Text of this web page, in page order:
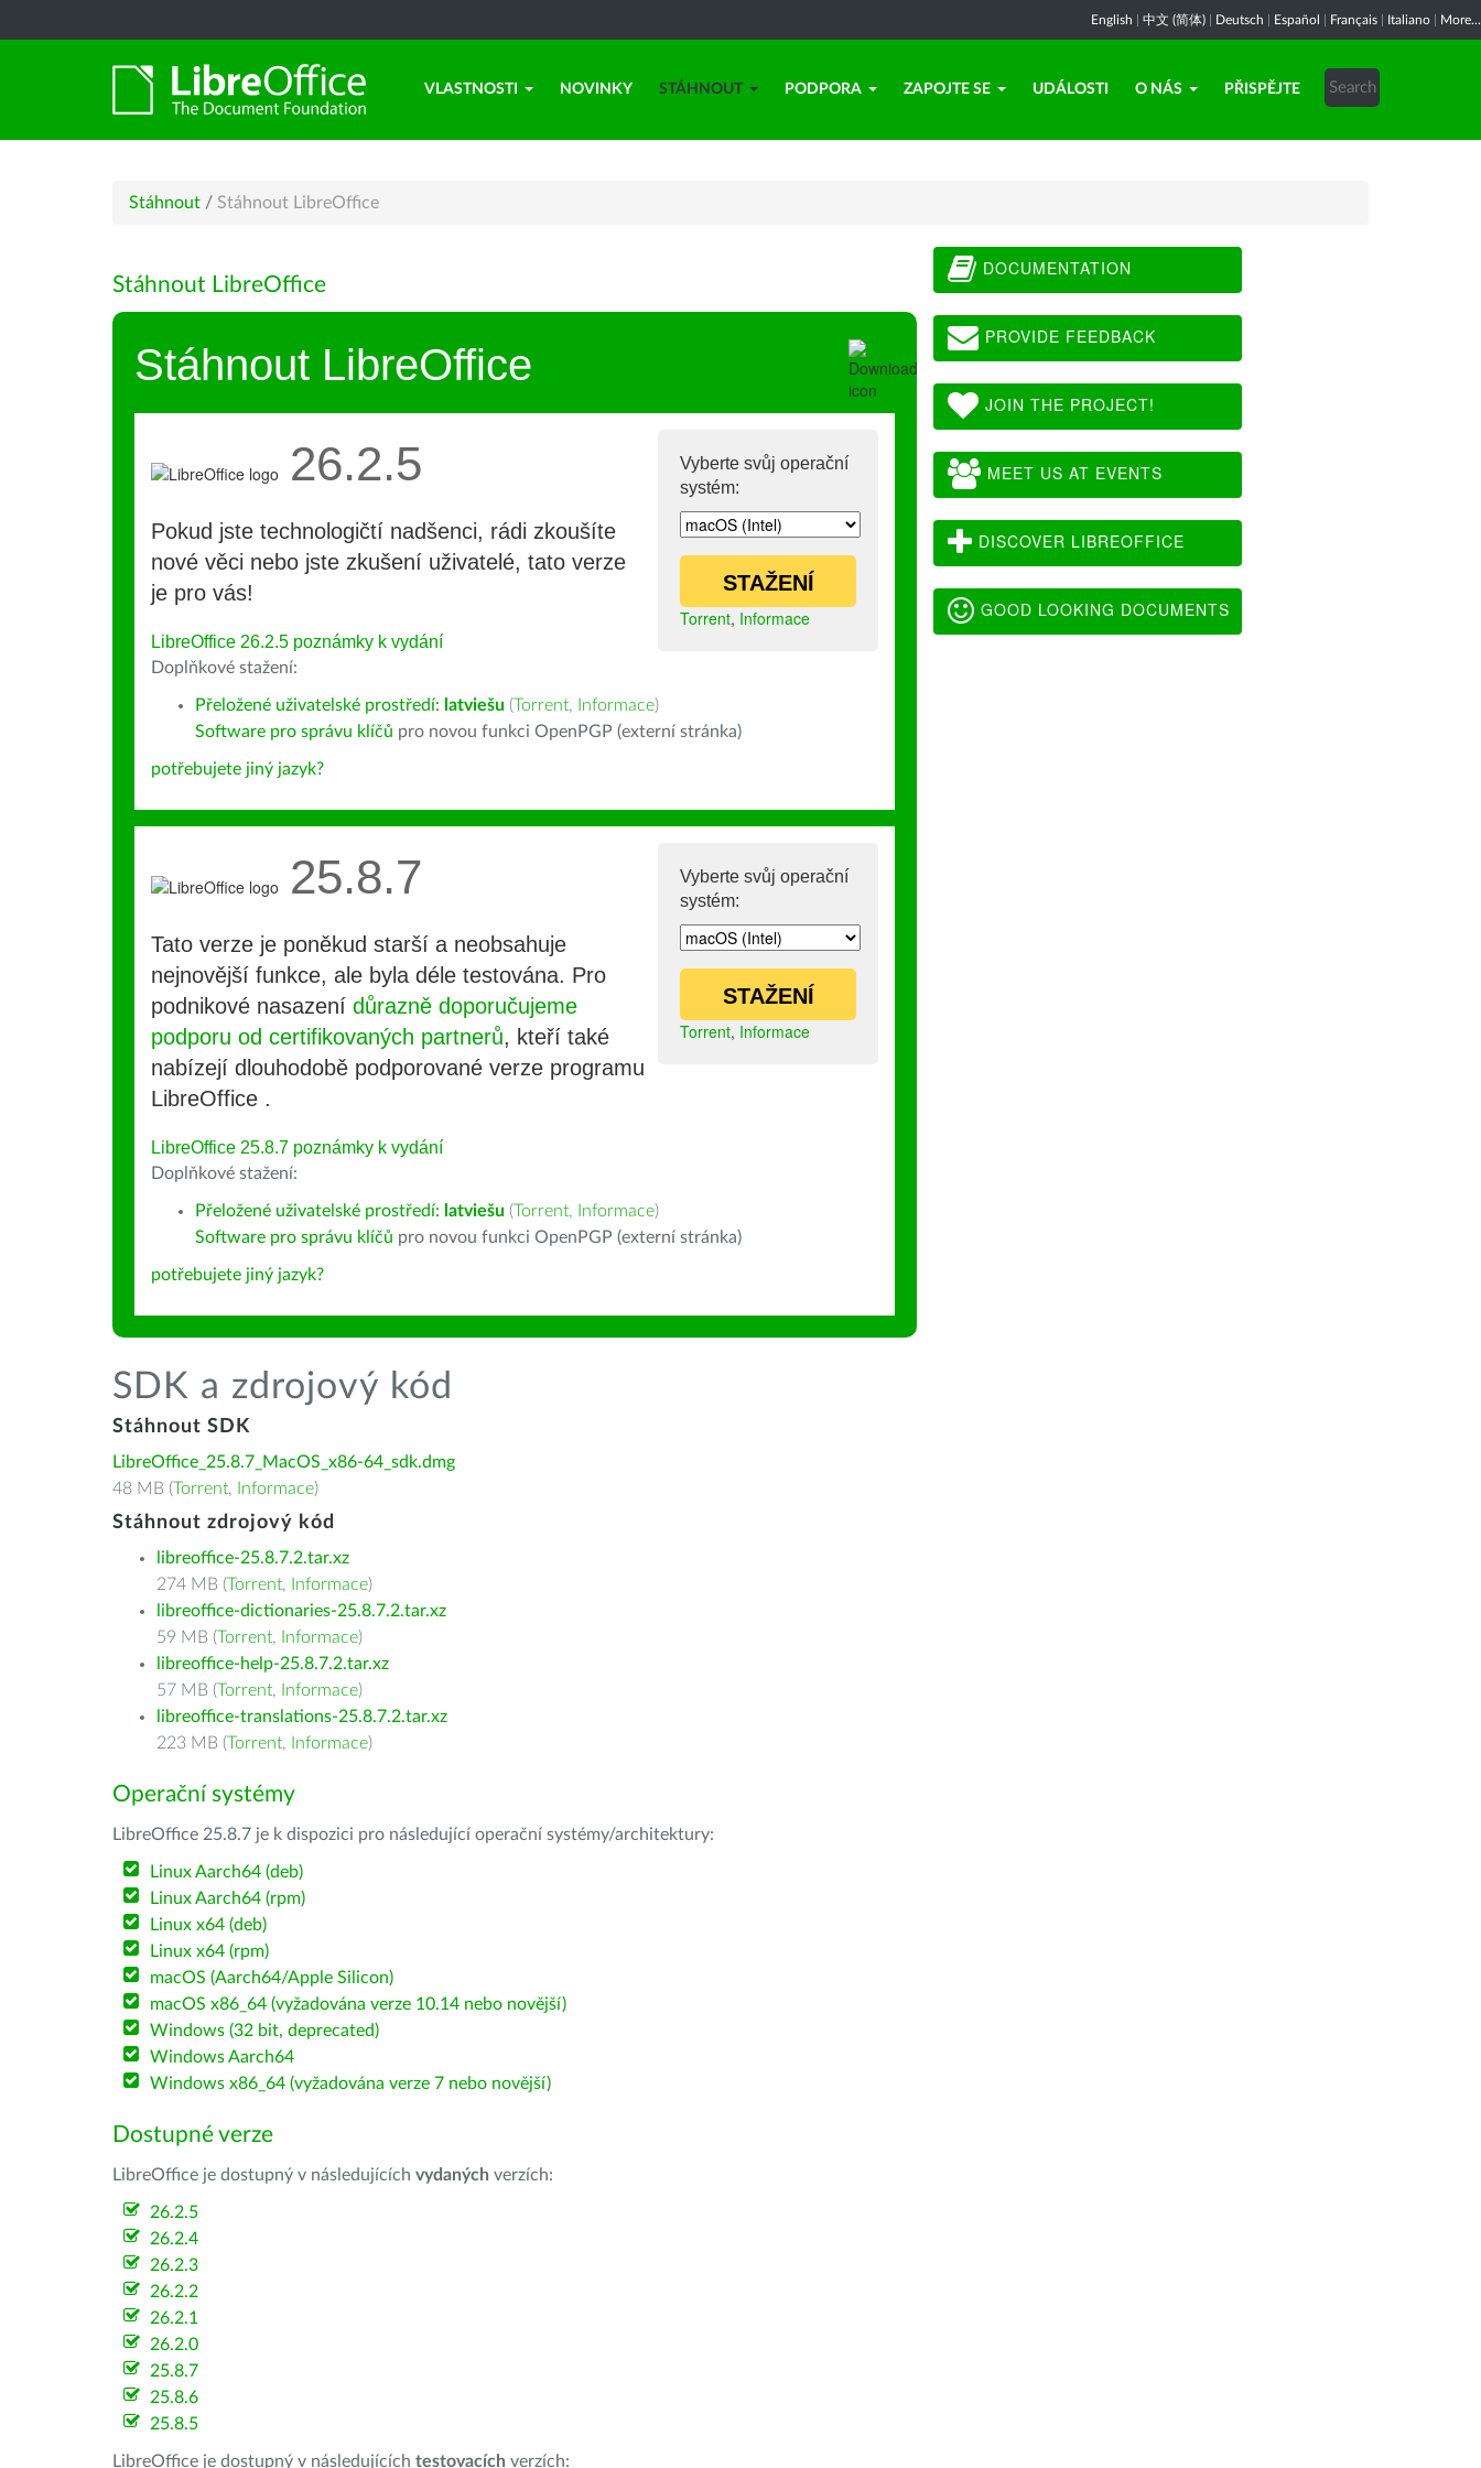
English 中文 (简体) Deutsch Español Français Italiano More...
VLASTNOSTI NOVINKY STÁHNOUT PODPORA ZAPOJTE SE UDÁLOSTI O NÁS PŘISPĚJTE
Stáhnout / Stáhnout LibreOffice
Stáhnout LibreOffice
Stáhnout LibreOffice
Vyberte svůj operační
systém:
STAŽENÍ
Torrent, Informace
26.2.5
Pokud jste technologičtí nadšenci, rádi zkoušíte
nové věci nebo jste zkušení uživatelé, tato verze
je pro vás!
LibreOffice 26.2.5 poznámky k vydání
Doplňkové stažení:
Přeložené uživatelské prostředí: latviešu (Torrent, Informace)
Software pro správu klíčů pro novou funkci OpenPGP (externí stránka)
potřebujete jiný jazyk?
Vyberte svůj operační
systém:
STAŽENÍ
Torrent, Informace
25.8.7
Tato verze je poněkud starší a neobsahuje
nejnovější funkce, ale byla déle testována. Pro
podnikové nasazení důrazně doporučujeme
podporu od certifikovaných partnerů, kteří také
nabízejí dlouhodobě podporované verze programu
LibreOffice .
LibreOffice 25.8.7 poznámky k vydání
Doplňkové stažení:
Přeložené uživatelské prostředí: latviešu (Torrent, Informace)
Software pro správu klíčů pro novou funkci OpenPGP (externí stránka)
potřebujete jiný jazyk?
SDK a zdrojový kód
Stáhnout SDK
LibreOffice_25.8.7_MacOS_x86-64_sdk.dmg
48 MB (Torrent, Informace)
Stáhnout zdrojový kód
libreoffice-25.8.7.2.tar.xz
274 MB (Torrent, Informace)
libreoffice-dictionaries-25.8.7.2.tar.xz
59 MB (Torrent, Informace)
libreoffice-help-25.8.7.2.tar.xz
57 MB (Torrent, Informace)
libreoffice-translations-25.8.7.2.tar.xz
223 MB (Torrent, Informace)
Operační systémy
LibreOffice 25.8.7 je k dispozici pro následující operační systémy/architektury:
Linux Aarch64 (deb)
Linux Aarch64 (rpm)
Linux x64 (deb)
Linux x64 (rpm)
macOS (Aarch64/Apple Silicon)
macOS x86_64 (vyžadována verze 10.14 nebo novější)
Windows (32 bit, deprecated)
Windows Aarch64
Windows x86_64 (vyžadována verze 7 nebo novější)
Dostupné verze
LibreOffice je dostupný v následujících vydaných verzích:
26.2.5
26.2.4
26.2.3
26.2.2
26.2.1
26.2.0
25.8.7
25.8.6
25.8.5
LibreOffice je dostupný v následujících testovacích verzích:
DOCUMENTATION
PROVIDE FEEDBACK
JOIN THE PROJECT!
MEET US AT EVENTS
DISCOVER LIBREOFFICE
GOOD LOOKING DOCUMENTS